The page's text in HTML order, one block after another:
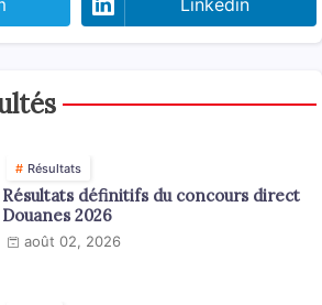
Résultats
Résultats définitifs du concours direct
Douanes 2026
août 02, 2026